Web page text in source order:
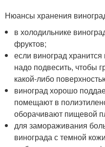
Нюансы хранения
в холодильнике
фруктов;
если виноград
надо подвесить, чтобы
какой-либо
виноград хорошо
помещают в
оборачивают пищевой
для замораживания
винограда с темной